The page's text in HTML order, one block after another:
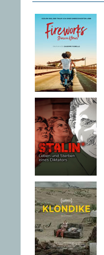
FIREWORKS -
STRANIZZA D’
AMURI
Stalin - Leben
und Sterben
eines Diktators